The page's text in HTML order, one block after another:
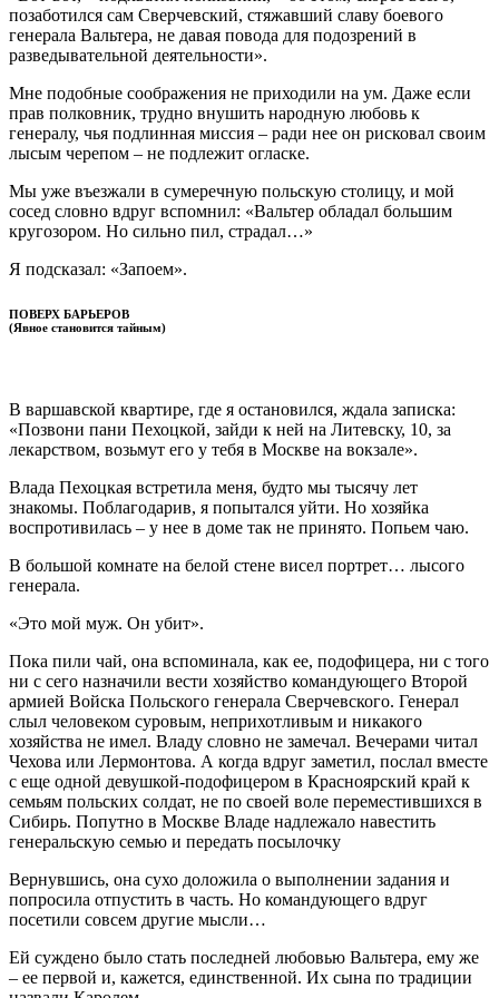
позаботился сам Сверчевский, стяжавший славу боевого
генерала Вальтера, не давая повода для подозрений в
разведывательной деятельности».
Мне подобные соображения не приходили на ум. Даже если
прав полковник, трудно внушить народную любовь к
генералу, чья подлинная миссия – ради нее он рисковал своим
лысым черепом – не подлежит огласке.
Мы уже въезжали в сумеречную польскую столицу, и мой
сосед словно вдруг вспомнил: «Вальтер обладал большим
кругозором. Но сильно пил, страдал…»
Я подсказал: «Запоем».
ПОВЕРХ БАРЬЕРОВ
(Явное становится тайным)
В варшавской квартире, где я остановился, ждала записка:
«Позвони пани Пехоцкой, зайди к ней на Литевску, 10, за
лекарством, возьмут его у тебя в Москве на вокзале».
Влада Пехоцкая встретила меня, будто мы тысячу лет
знакомы. Поблагодарив, я попытался уйти. Но хозяйка
воспротивилась – у нее в доме так не принято. Попьем чаю.
В большой комнате на белой стене висел портрет… лысого
генерала.
«Это мой муж. Он убит».
Пока пили чай, она вспоминала, как ее, подофицера, ни с того
ни с сего назначили вести хозяйство командующего Второй
армией Войска Польского генерала Сверчевского. Генерал
слыл человеком суровым, неприхотливым и никакого
хозяйства не имел. Владу словно не замечал. Вечерами читал
Чехова или Лермонтова. А когда вдруг заметил, послал вместе
с еще одной девушкой-подофицером в Красноярский край к
семьям польских солдат, не по своей воле переместившихся в
Сибирь. Попутно в Москве Владе надлежало навестить
генеральскую семью и передать посылочку
Вернувшись, она сухо доложила о выполнении задания и
попросила отпустить в часть. Но командующего вдруг
посетили совсем другие мысли…
Ей суждено было стать последней любовью Вальтера, ему же
– ее первой и, кажется, единственной. Их сына по традиции